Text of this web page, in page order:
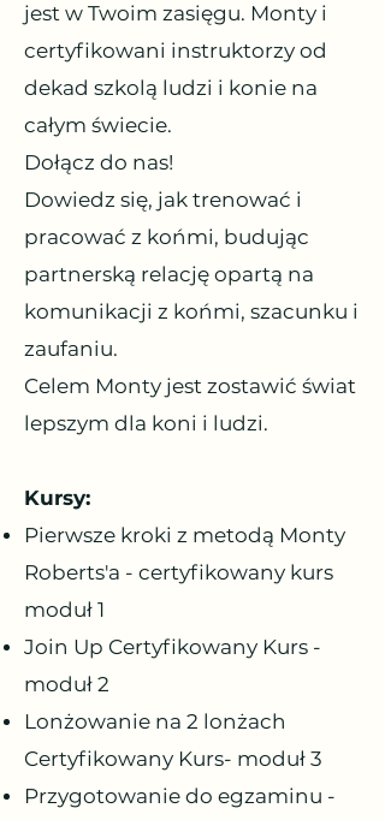
jest w Twoim zasięgu. Monty i
certyfikowani instruktorzy od
dekad szkolą ludzi i konie na
całym świecie.
Dołącz do nas!
Dowiedz się, jak trenować i
pracować z końmi, budując
partnerską relację opartą na
komunikacji z końmi, szacunku i
zaufaniu.
Celem Monty jest zostawić świat
lepszym dla koni i ludzi.
Kursy:
Pierwsze kroki z metodą Monty
Roberts'a - certyfikowany kurs
moduł 1
Join Up Certyfikowany Kurs -
moduł 2
Lonżowanie na 2 lonżach
Certyfikowany Kurs- moduł 3
Przygotowanie do egzaminu -